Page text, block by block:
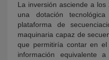
La inversión asciende a
una dotación
plataforma de
maquinaria capaz de
que permitiría contar en
información equivalente